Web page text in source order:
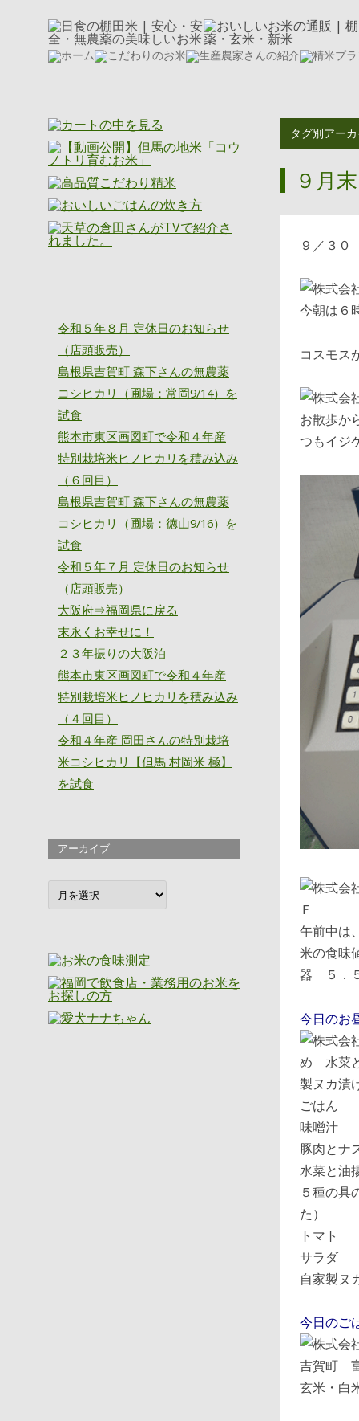
タグ別アー
９月
９／３
今朝は６
コスモス
お散歩か
つもイジ
午前中は
米の食味
器 ５．
今日のお
ごはん
味噌汁
豚肉とナ
水菜と油
５種の具
た）
トマト
サラダ
自家製ヌ
今日のご
玄米・白
令和５年８月 定休日のお知らせ
（店頭販売）
島根県吉賀町 森下さんの無農薬
コシヒカリ（圃場：常岡9/14）を
試食
熊本市東区画図町で令和４年産
特別栽培米ヒノヒカリを積み込み
（６回目）
島根県吉賀町 森下さんの無農薬
コシヒカリ（圃場：徳山9/16）を
試食
令和５年７月 定休日のお知らせ
（店頭販売）
大阪府⇒福岡県に戻る
末永くお幸せに！
２３年振りの大阪泊
熊本市東区画図町で令和４年産
特別栽培米ヒノヒカリを積み込み
（４回目）
令和４年産 岡田さんの特別栽培
米コシヒカリ【但馬 村岡米 極】
を試食
アーカイブ
ア
ー
カ